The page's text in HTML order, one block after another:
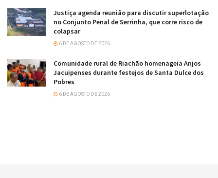
Justiça agenda reunião para discutir superlotação
no Conjunto Penal de Serrinha, que corre risco de
colapsar
6 DE AGOSTO DE 2026
Comunidade rural de Riachão homenageia Anjos
Jacuipenses durante festejos de Santa Dulce dos
Pobres
6 DE AGOSTO DE 2026